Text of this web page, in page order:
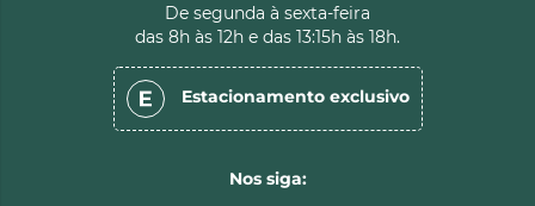
De segunda à sexta-feira
das 8h às 12h e das 13:15h às 18h.
Estacionamento exclusivo
Nos siga: